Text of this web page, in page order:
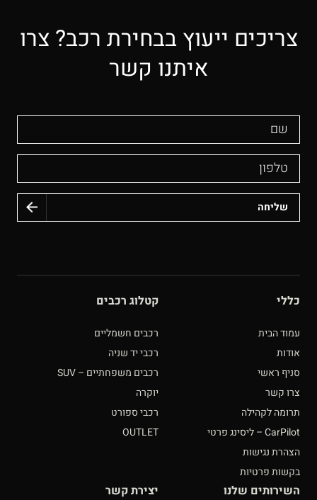
צריכים ייעוץ בבחירת רכב? צרו
איתנו קשר
שם
טלפון
כללי
עמוד הבית
אודות
סניף ראשי
צרו קשר
תרומה לקהילה
CarPilot – ליסינג פרטי
הצהרת נגישות
בקשות פרטיות
קטלוג רכבים
רכבים חשמליים
רכבי יד שניה
רכבים משפחתיים – SUV
יוקרה
רכבי ספורט
OUTLET
השירותים שלנו יצירת קשר